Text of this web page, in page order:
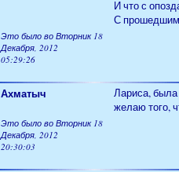
И что с
С прошедшим
Это было во Вторник 18
Декабря, 2012
05:29:26
Ахматыч
Лариса, была
желаю того,
Это было во Вторник 18
Декабря, 2012
20:30:03